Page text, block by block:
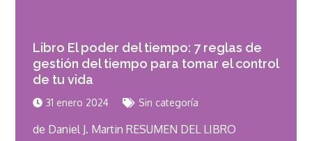
Libro El poder del tiempo: 7 reglas de
gestión del tiempo para tomar el control
de tu vida
31 enero 2024 Sin categoría
de Daniel J. Martin RESUMEN DEL LIBRO